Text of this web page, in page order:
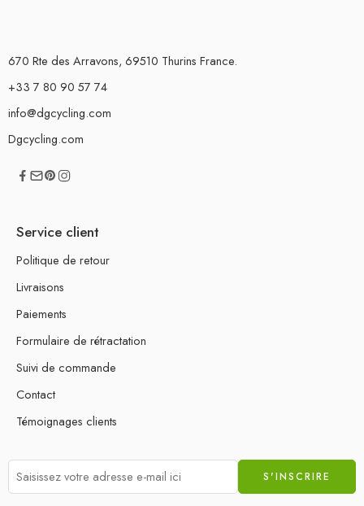
670 Rte des Arravons, 69510 Thurins France.
+33 7 80 90 57 74
info@dgcycling.com
Dgcycling.com
Service client
Politique de retour
Livraisons
Paiements
Formulaire de rétractation
Suivi de commande
Contact
Témoignages clients